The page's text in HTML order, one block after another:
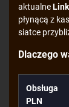
aktualne
płynącą z
siatce
Dlaczego
Obsługa
PLN